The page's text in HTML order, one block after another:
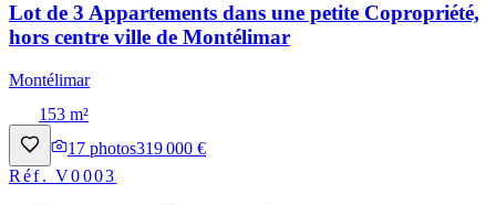
Lot de 3 Appartements dans une petite Copropriété,
hors centre ville de Montélimar
Montélimar
153 m²
17 photos319 000 €
Réf.V0003